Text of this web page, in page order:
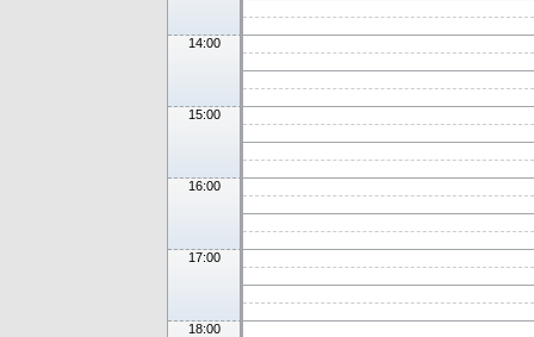
14:00
15:00
16:00
17:00
18:00